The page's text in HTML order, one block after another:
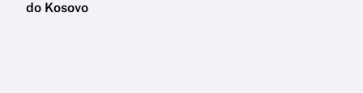
do Kosovo